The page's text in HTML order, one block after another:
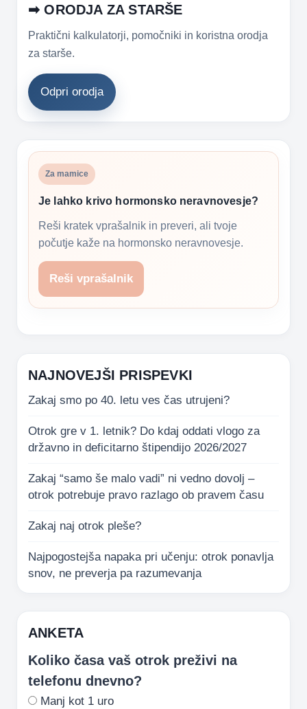
➡ ORODJA ZA STARŠE
Praktični kalkulatorji, pomočniki in koristna orodja
za starše.
Odpri orodja
Za mamice
Je lahko krivo hormonsko neravnovesje?
Reši kratek vprašalnik in preveri, ali tvoje
počutje kaže na hormonsko neravnovesje.
Reši vprašalnik
NAJNOVEJŠI PRISPEVKI
Zakaj smo po 40. letu ves čas utrujeni?
Otrok gre v 1. letnik? Do kdaj oddati vlogo za
državno in deficitarno štipendijo 2026/2027
Zakaj “samo še malo vadi” ni vedno dovolj –
otrok potrebuje pravo razlago ob pravem času
Zakaj naj otrok pleše?
Najpogostejša napaka pri učenju: otrok ponavlja
snov, ne preverja pa razumevanja
ANKETA
Koliko časa vaš otrok preživi na
telefonu dnevno?
Manj kot 1 uro